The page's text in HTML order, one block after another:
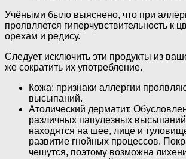
Учёными было выяснено, что при
проявляется гиперчувствительность к
орехам и редису.
Следует исключить эти продукты из
же сократить их употребление.
Кожа: признаки аллергии
высыпаний.
Атолический дерматит.
различных папулезных
находятся на шее, лице и
развитие гнойных процессов.
чешутся, поэтому возможна